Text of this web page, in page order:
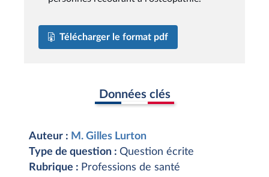
Télécharger le format pdf
Données clés
Auteur : M. Gilles Lurton
Type de question : Question écrite
Rubrique : Professions de santé